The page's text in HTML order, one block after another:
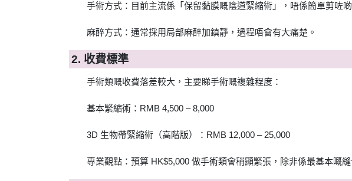
手術方式：目前主流係「保留黏膜嘅陰道緊縮術」，唔係簡單剪咗
麻醉方式：通常採用局部麻醉加鎮靜，過程唔會有大痛楚。
2. 收費標準
手術類嘅收費落差較大，主要睇手術嘅複雜程度：
基本緊縮術：RMB 4,500 – 8,000
3D 生物帶緊縮術（高階版）：RMB 12,000 – 25,000
專業觀點：預算 HK$5,000 做手術類會稍顯緊張，除非係最基本嘅